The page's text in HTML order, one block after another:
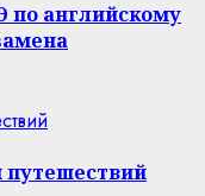
по английскому